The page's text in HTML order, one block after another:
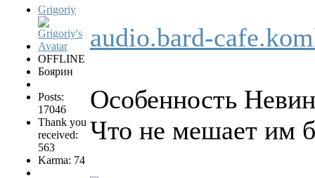
Grigoriy
OFFLINE
Боярин
Posts:
17046
Thank you
received:
563
Karma: 74
audio.bard-
Особенность
Что не мешает им